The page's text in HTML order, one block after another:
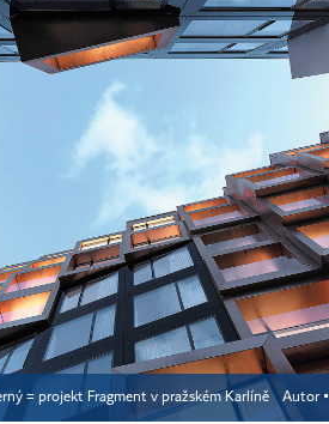
= projekt Fragment v pražském Karlíně Autor ▪